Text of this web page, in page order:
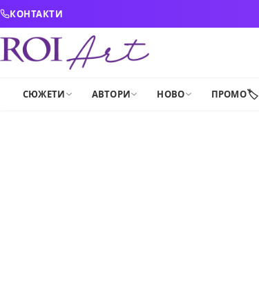
Skip to content
КОНТАКТИ
СЮЖЕТИ АВТОРИ НОВО ПРОМО🏷️